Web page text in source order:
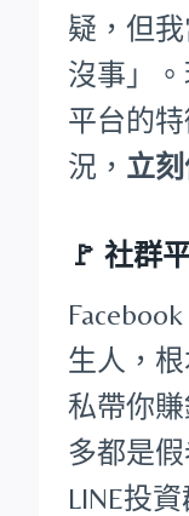
疑，但
沒事」
平台的
況， 立
🚩 社群
生人，
私帶你賺
多都是
LINE投